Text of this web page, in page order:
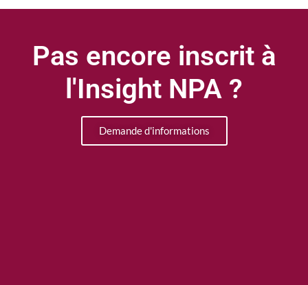
Pas encore inscrit à
l'Insight NPA ?
Demande d'informations